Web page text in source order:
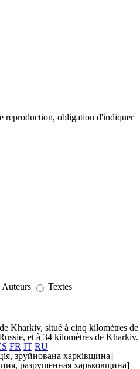
obligation d'indiquer
Auteurs Textes
Kharkiv, situé à cinq kilomètres de
et à 34 kilomètres de Kharkiv.
FR IT RU